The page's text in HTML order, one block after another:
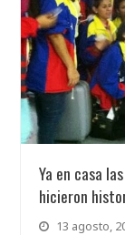
Ya en casa
hicieron
13 agosto,